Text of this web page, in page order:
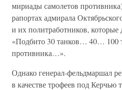
мириады самолетов
рапортах адмирала
и их политработников,
«Подбито 30 танков… 40… 100
противника…».
Однако генерал-фельдмаршал
в качестве трофеев под Керчью